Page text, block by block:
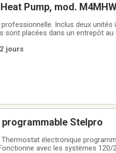
Pump, mod.
9000 et 12000. (Secteur
sont placées dans un entrepôt
jours
Stelpro
électronique
avec les systèmes 120/